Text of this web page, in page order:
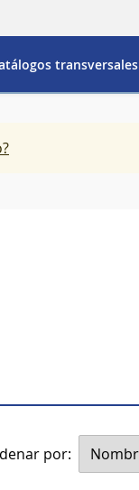
transversales
por: